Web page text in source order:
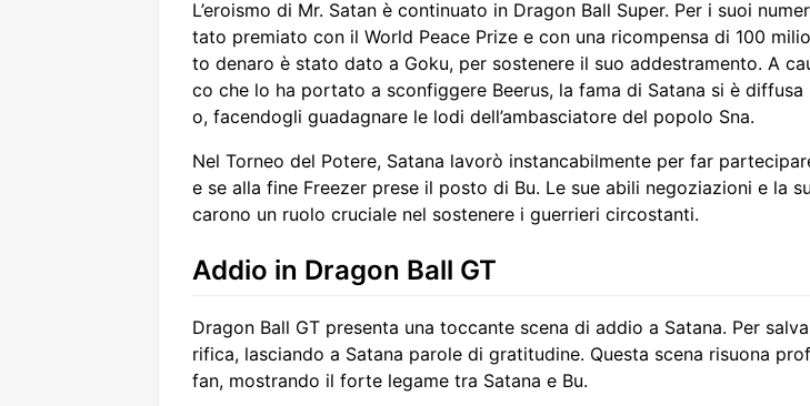
L’eroismo di Mr. Satan è continuato in Dragon Ball Super. Per i suoi
tato premiato con il World Peace Prize e con una ricompensa di 100
to denaro è stato dato a Goku, per sostenere il suo addestramento. A
co che lo ha portato a sconfiggere Beerus, la fama di Satana si è diffusa
o, facendogli guadagnare le lodi dell’ambasciatore del popolo Sna.
Nel Torneo del Potere, Satana lavorò instancabilmente per far
e se alla fine Freezer prese il posto di Bu. Le sue abili negoziazioni e la
carono un ruolo cruciale nel sostenere i guerrieri circostanti.
Addio in Dragon Ball GT
Dragon Ball GT presenta una toccante scena di addio a Satana. Per
rifica, lasciando a Satana parole di gratitudine. Questa scena risuona
fan, mostrando il forte legame tra Satana e Bu.